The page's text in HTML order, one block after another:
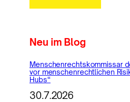
Neu im Blog
Menschenrechtskommissar
vor menschenrechtlichen
Hubs“
30.7.2026